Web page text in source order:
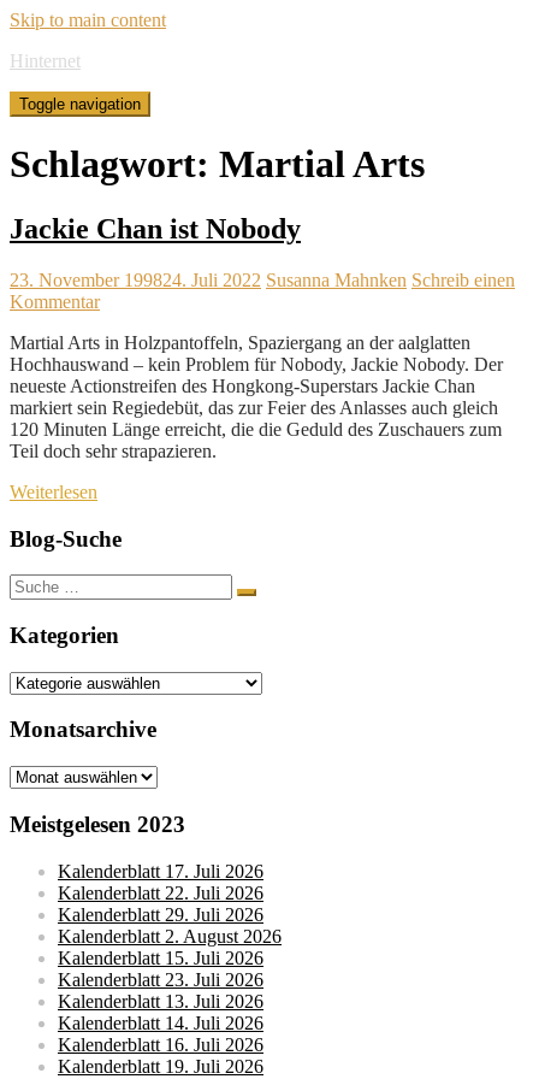
Skip to main content
Hinternet
Toggle navigation
Schlagwort: Martial Arts
Jackie Chan ist Nobody
23. November 199824. Juli 2022 Susanna Mahnken Schreib einen
Kommentar
Martial Arts in Holzpantoffeln, Spaziergang an der aalglatten
Hochhauswand – kein Problem für Nobody, Jackie Nobody. Der
neueste Actionstreifen des Hongkong-Superstars Jackie Chan
markiert sein Regiedebüt, das zur Feier des Anlasses auch gleich
120 Minuten Länge erreicht, die die Geduld des Zuschauers zum
Teil doch sehr strapazieren.
Weiterlesen
Blog-Suche
Suche
nach:
Kategorien
Kategorien
Monatsarchive
Monatsarchive
Meistgelesen 2023
Kalenderblatt 17. Juli 2026
Kalenderblatt 22. Juli 2026
Kalenderblatt 29. Juli 2026
Kalenderblatt 2. August 2026
Kalenderblatt 15. Juli 2026
Kalenderblatt 23. Juli 2026
Kalenderblatt 13. Juli 2026
Kalenderblatt 14. Juli 2026
Kalenderblatt 16. Juli 2026
Kalenderblatt 19. Juli 2026